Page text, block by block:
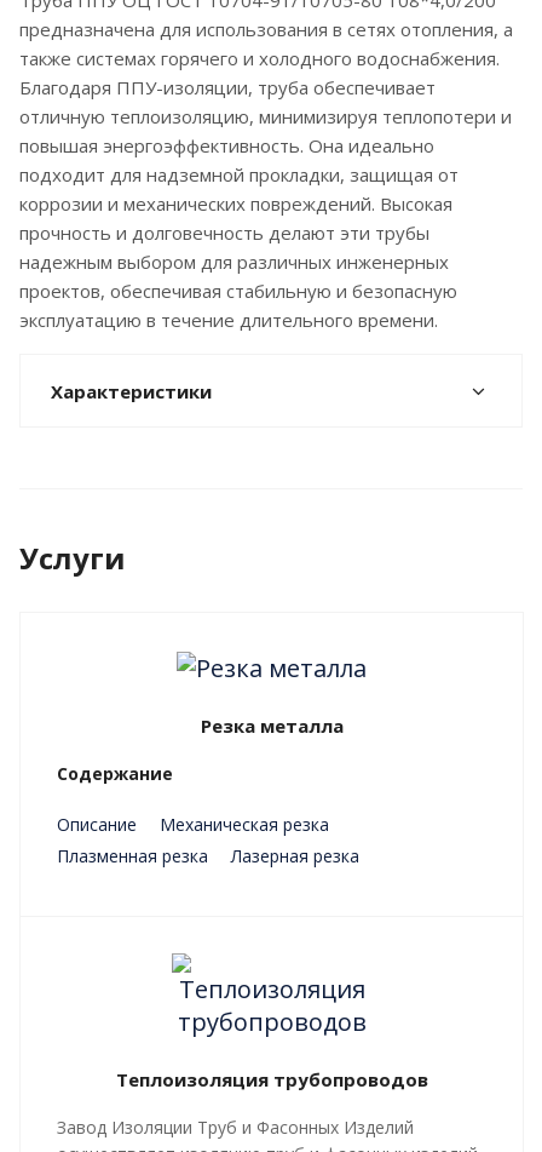
предназначена для использования в сетях отопления, а
также системах горячего и холодного водоснабжения.
Благодаря ППУ-изоляции, труба обеспечивает
отличную теплоизоляцию, минимизируя теплопотери и
повышая энергоэффективность. Она идеально
подходит для надземной прокладки, защищая от
коррозии и механических повреждений. Высокая
прочность и долговечность делают эти трубы
надежным выбором для различных инженерных
проектов, обеспечивая стабильную и безопасную
эксплуатацию в течение длительного времени.
Характеристики
Услуги
Резка металла
Содержание
Описание
Механическая резка
Плазменная резка
Лазерная резка
Теплоизоляция трубопроводов
Завод Изоляции Труб и Фасонных Изделий